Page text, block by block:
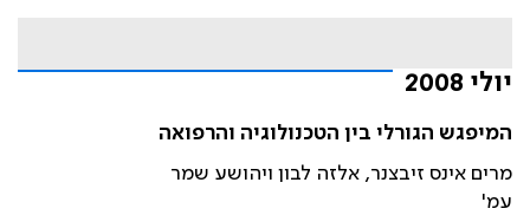
יולי 2008
המיפגש הגורלי בין הטכנולוגיה והרפואה
מרים אינס זיבצנר, אלזה לבון ויהושע שמר
עמ'